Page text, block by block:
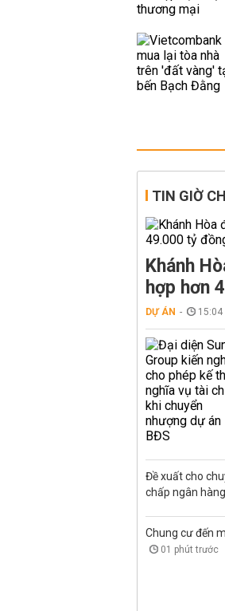
TIN GIỜ
Khánh
hợp hơn
DỰ ÁN
Đề xuất cho
chấp ngân hàng
Chung cư đến
01 phút trước